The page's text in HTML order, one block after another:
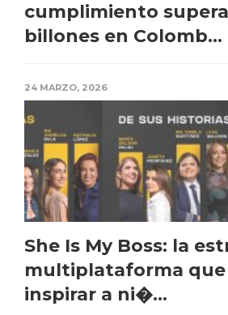
cumplimiento
billones en Colomb...
24 MARZO, 2026
She Is My Boss: la
multiplataforma que
inspirar a ni�...